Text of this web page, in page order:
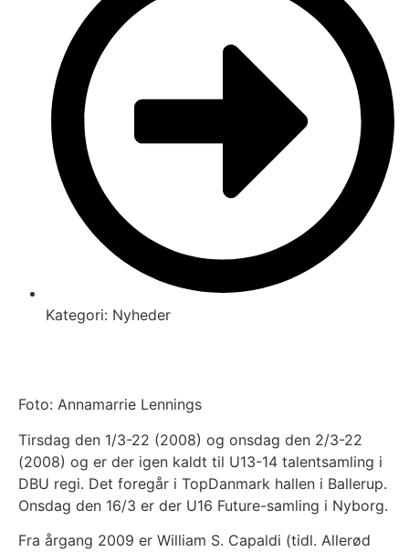
Kategori: Nyheder
Foto: Annamarrie Lennings
Tirsdag den 1/3-22 (2008) og onsdag den 2/3-22
(2008) og er der igen kaldt til U13-14 talentsamling i
DBU regi. Det foregår i TopDanmark hallen i Ballerup.
Onsdag den 16/3 er der U16 Future-samling i Nyborg.
Fra årgang 2009 er William S. Capaldi (tidl. Allerød